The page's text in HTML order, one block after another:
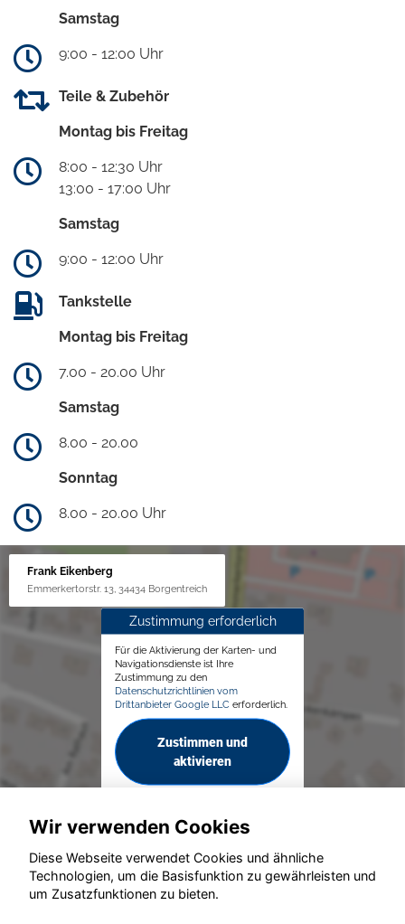
Samstag
9:00 - 12:00 Uhr
Teile & Zubehör
Montag bis Freitag
8:00 - 12:30 Uhr
13:00 - 17:00 Uhr
Samstag
9:00 - 12:00 Uhr
Tankstelle
Montag bis Freitag
7.00 - 20.00 Uhr
Samstag
8.00 - 20.00
Sonntag
8.00 - 20.00 Uhr
Frank Eikenberg
Emmerkertorstr. 13, 34434 Borgentreich
Zustimmung erforderlich
Für die Aktivierung der Karten- und
Navigationsdienste ist Ihre
Zustimmung zu den
Datenschutzrichtlinien vom
Drittanbieter Google LLC erforderlich.
Zustimmen und
aktivieren
© konjunkturmotor.de GmbH 2020 - 2026
Wir verwenden Cookies
Diese Webseite verwendet Cookies und ähnliche
Technologien, um die Basisfunktion zu gewährleisten und
um Zusatzfunktionen zu bieten.